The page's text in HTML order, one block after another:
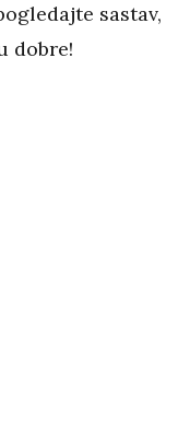
sastav,
dobre!